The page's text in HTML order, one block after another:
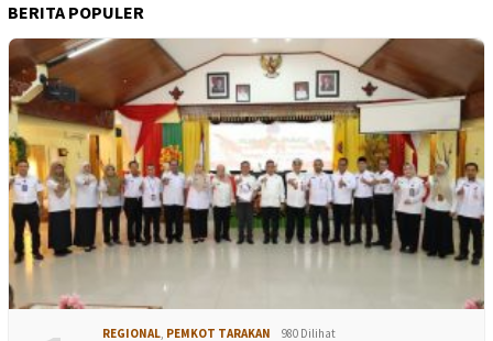
BERITA POPULER
REGIONAL, PEMKOT TARAKAN 980 Dilihat